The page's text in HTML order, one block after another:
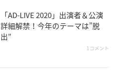
「AD-LIVE 2020」出演者＆公演
詳細解禁！今年のテーマは”脱
出”
1コメント